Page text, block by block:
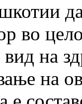
во
на
на